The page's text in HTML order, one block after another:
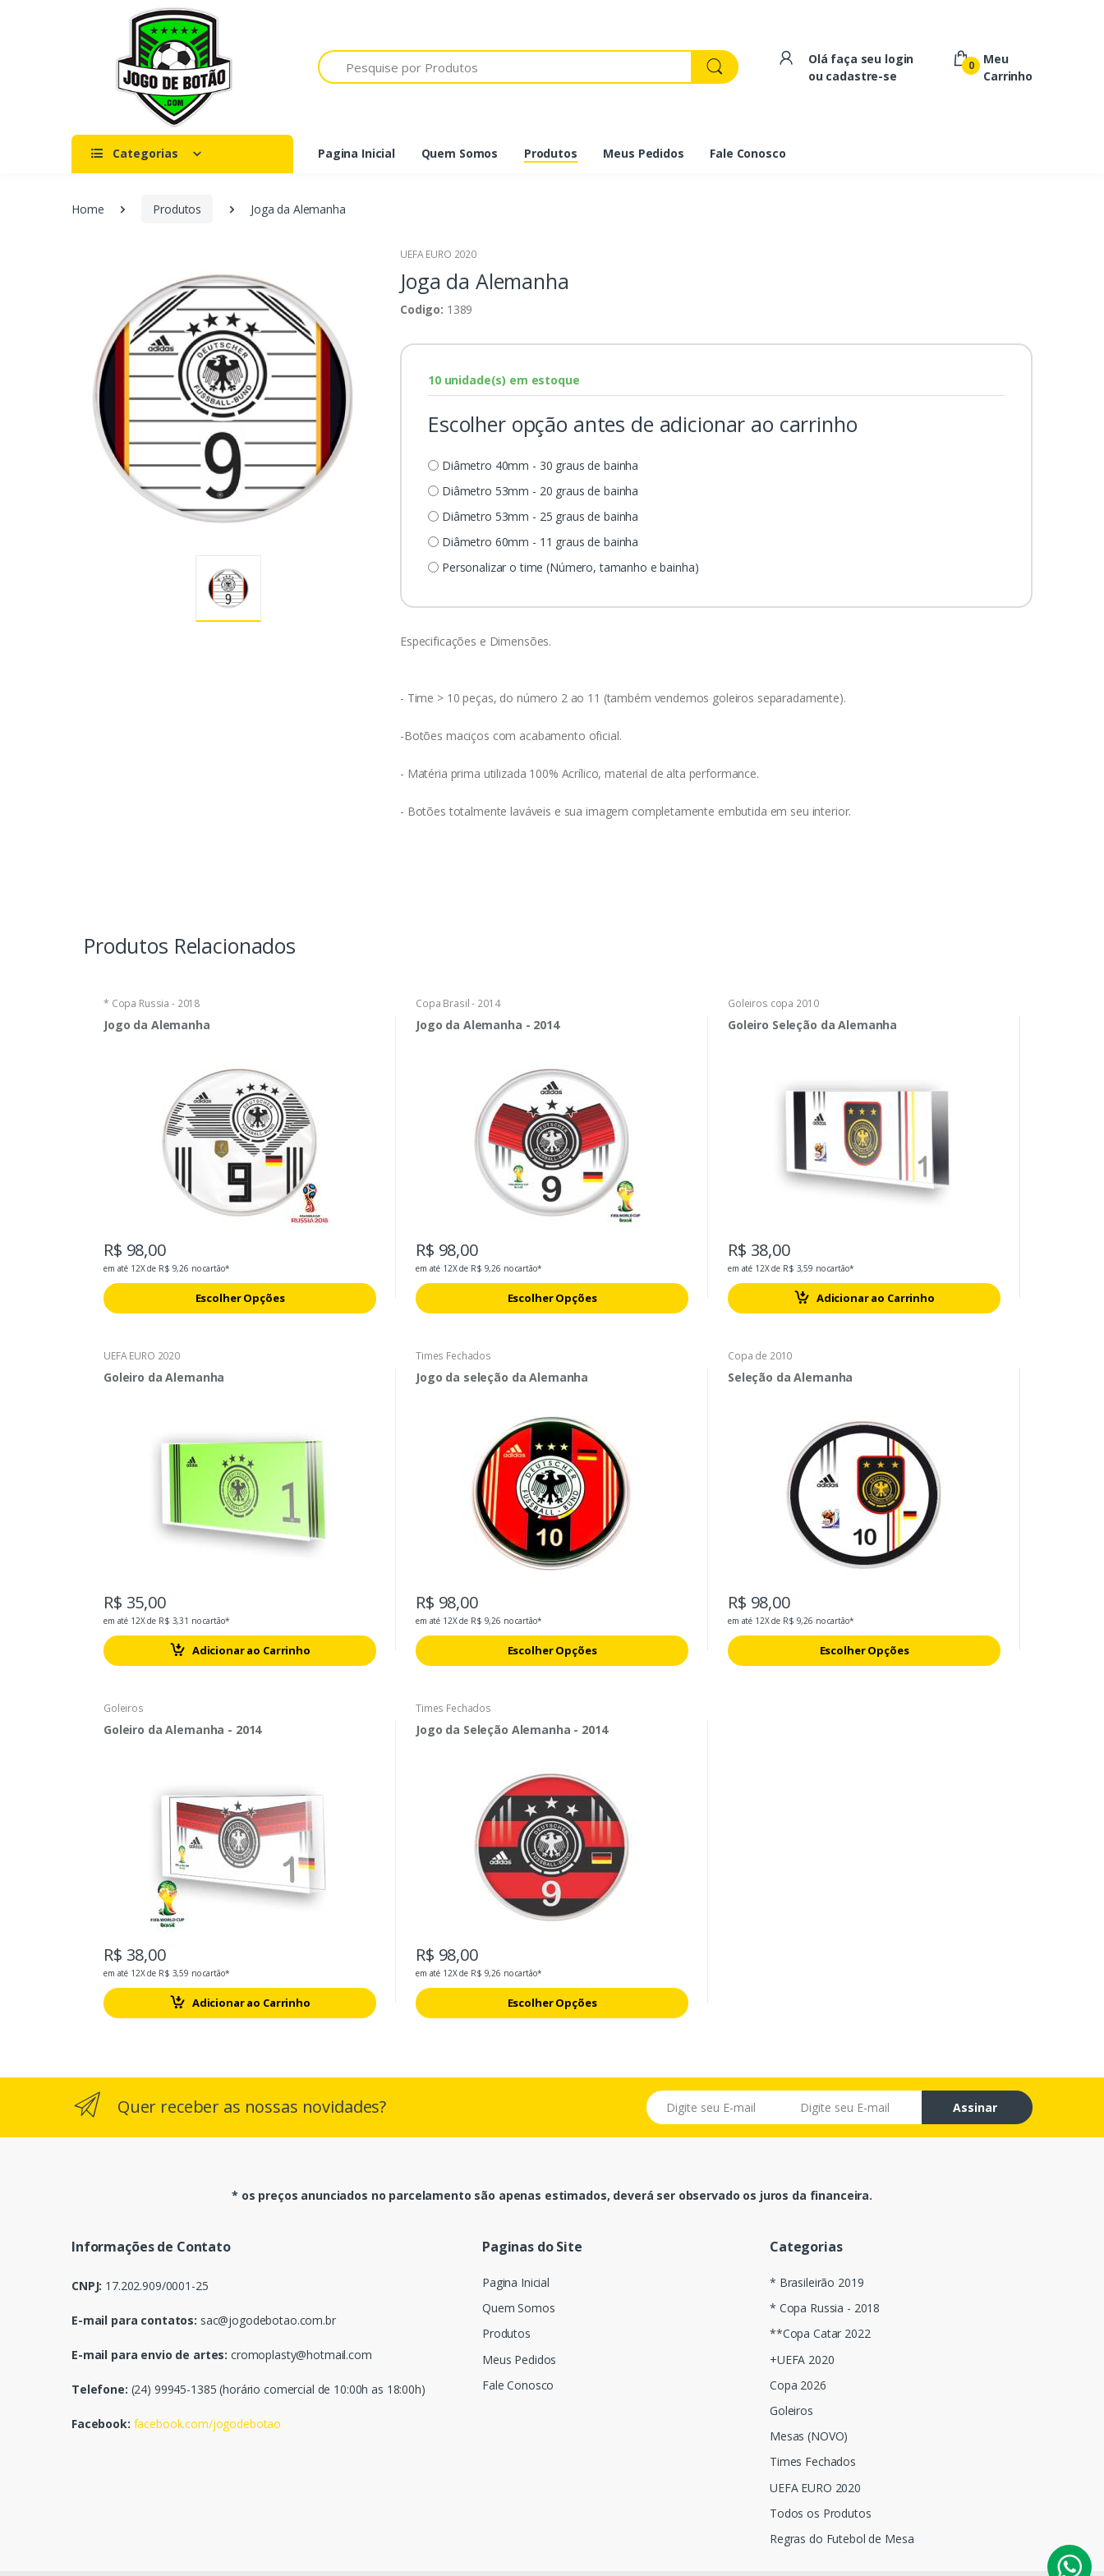
Pesquisar
Olá faça seu login
ou cadastre-se
0
Meu
Carrinho
Categorias Pagina Inicial Quem Somos Produtos Meus Pedidos Fale Conosco
Home Produtos Joga da Alemanha
UEFA EURO 2020
Joga da Alemanha
Codigo: 1389
10 unidade(s) em estoque
Escolher opção antes de adicionar ao carrinho
Diâmetro 40mm - 30 graus de bainha
Diâmetro 53mm - 20 graus de bainha
Diâmetro 53mm - 25 graus de bainha
Diâmetro 60mm - 11 graus de bainha
Personalizar o time (Número, tamanho e bainha)
Especificações e Dimensões.
- Time > 10 peças, do número 2 ao 11 (também vendemos goleiros separadamente).
-Botões maciços com acabamento oficial.
- Matéria prima utilizada 100% Acrílico, material de alta performance.
- Botões totalmente laváveis e sua imagem completamente embutida em seu interior.
Produtos Relacionados
* Copa Russia - 2018
Jogo da Alemanha
R$ 98,00
em até 12X de R$ 9,26 no cartão*
Escolher Opções
Copa Brasil - 2014
Jogo da Alemanha - 2014
R$ 98,00
em até 12X de R$ 9,26 no cartão*
Escolher Opções
Goleiros copa 2010
Goleiro Seleção da Alemanha
R$ 38,00
em até 12X de R$ 3,59 no cartão*
Adicionar ao Carrinho
UEFA EURO 2020
Goleiro da Alemanha
R$ 35,00
em até 12X de R$ 3,31 no cartão*
Adicionar ao Carrinho
Times Fechados
Jogo da seleção da Alemanha
R$ 98,00
em até 12X de R$ 9,26 no cartão*
Escolher Opções
Copa de 2010
Seleção da Alemanha
R$ 98,00
em até 12X de R$ 9,26 no cartão*
Escolher Opções
Goleiros
Goleiro da Alemanha - 2014
R$ 38,00
em até 12X de R$ 3,59 no cartão*
Adicionar ao Carrinho
Times Fechados
Jogo da Seleção Alemanha - 2014
R$ 98,00
em até 12X de R$ 9,26 no cartão*
Escolher Opções
Quer receber as nossas novidades? E-mail
Assinar
* os preços anunciados no parcelamento são apenas estimados, deverá ser observado os juros da financeira.
Informações de Contato
CNPJ: 17.202.909/0001-25
E-mail para contatos: sac@jogodebotao.com.br
E-mail para envio de artes: cromoplasty@hotmail.com
Telefone: (24) 99945-1385 (horário comercial de 10:00h as 18:00h)
Facebook: facebook.com/jogodebotao
Paginas do Site
Pagina Inicial
Quem Somos
Produtos
Meus Pedidos
Fale Conosco
Categorias
* Brasileirão 2019
* Copa Russia - 2018
**Copa Catar 2022
+UEFA 2020
Copa 2026
Goleiros
Mesas (NOVO)
Times Fechados
UEFA EURO 2020
Todos os Produtos
Regras do Futebol de Mesa